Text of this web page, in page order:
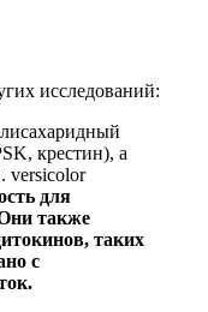
исследований:
крестин), а
versicolor
для
также
таких
с